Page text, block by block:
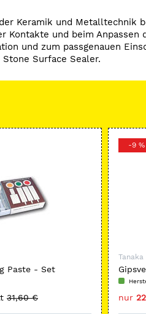
Keramik und Metalltechnik
und beim Anpassen
und zum passgenauen
Surface Sealer.
Paste - Set
31,60 €
-9 %
Tanaka
nur